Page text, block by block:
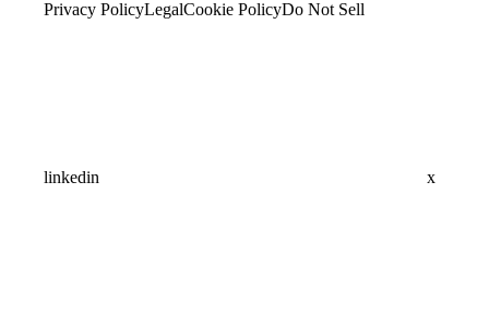
Privacy PolicyLegalCookie PolicyDo Not Sell
linkedin x